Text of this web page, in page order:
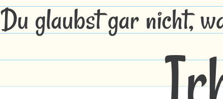
Du glaubst gar nicht,